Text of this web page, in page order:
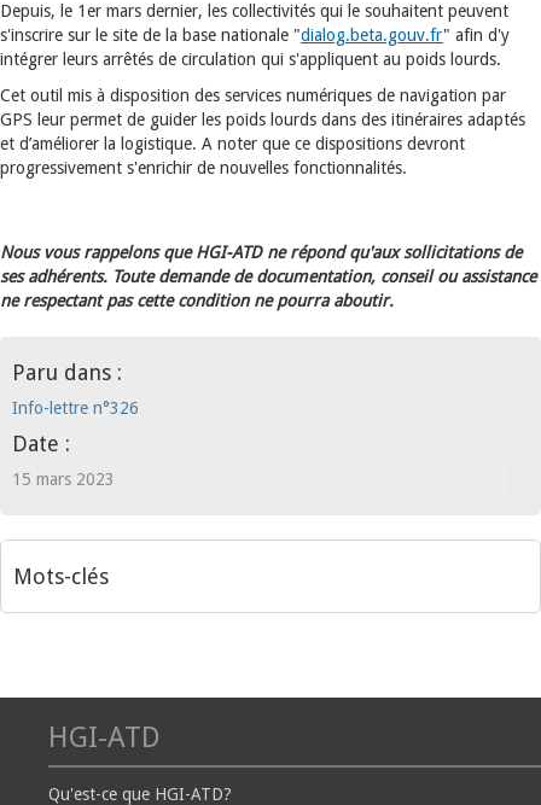
Depuis, le 1er mars dernier, les collectivités qui le souhaitent peuvent
s'inscrire sur le site de la base nationale "dialog.beta.gouv.fr" afin d'y
intégrer leurs arrêtés de circulation qui s'appliquent au poids lourds.
Cet outil mis à disposition des services numériques de navigation par
GPS leur permet de guider les poids lourds dans des itinéraires adaptés
et d’améliorer la logistique. A noter que ce dispositions devront
progressivement s'enrichir de nouvelles fonctionnalités.
Nous vous rappelons que HGI-ATD ne répond qu'aux sollicitations de
ses adhérents. Toute demande de documentation, conseil ou assistance
ne respectant pas cette condition ne pourra aboutir.
Paru dans :
Info-lettre n°326
Date :
15 mars 2023
Mots-clés
HGI-ATD
Qu'est-ce que HGI-ATD?